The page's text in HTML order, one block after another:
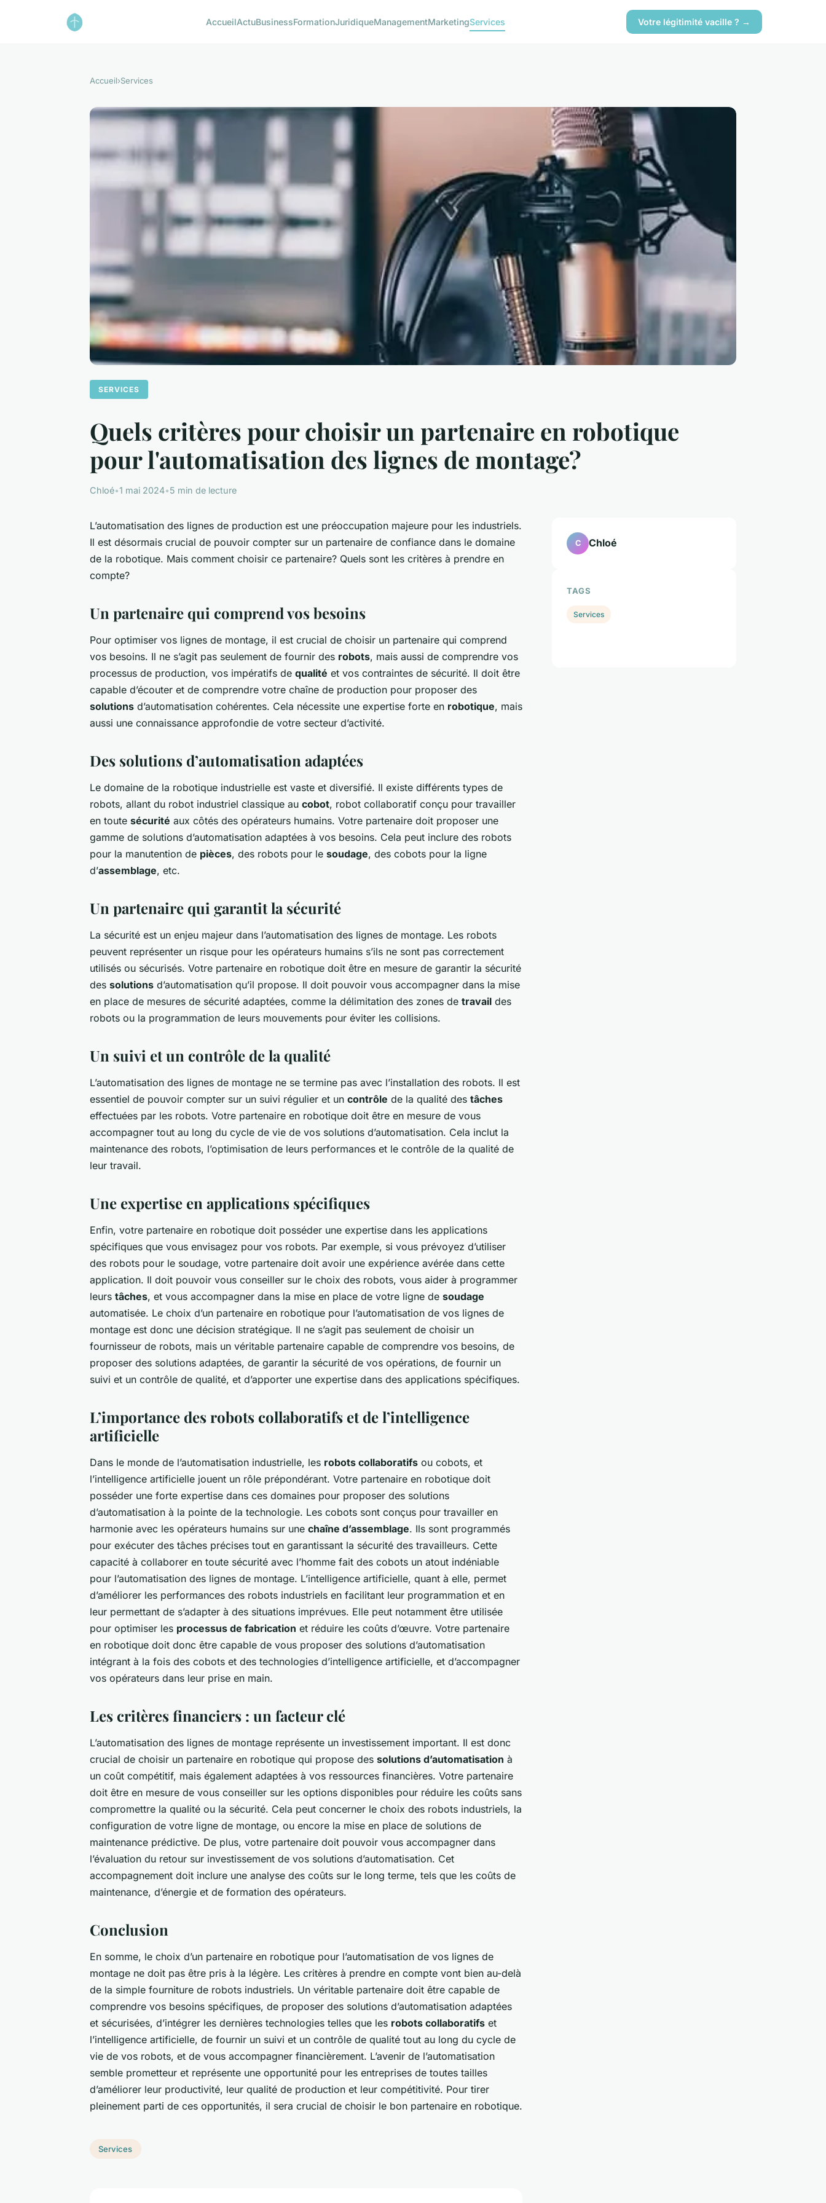
AccueilActuBusinessFormationJuridiqueManagementMarketingServices Votre légitimité vacille ? →
Accueil›Services
SERVICES
Quels critères pour choisir un partenaire en robotique
pour l'automatisation des lignes de montage?
Chloé•1 mai 2024•5 min de lecture
L’automatisation des lignes de production est une préoccupation majeure pour les industriels.
Il est désormais crucial de pouvoir compter sur un partenaire de confiance dans le domaine
de la robotique. Mais comment choisir ce partenaire? Quels sont les critères à prendre en
compte?
Un partenaire qui comprend vos besoins
Pour optimiser vos lignes de montage, il est crucial de choisir un partenaire qui comprend
vos besoins. Il ne s’agit pas seulement de fournir des robots, mais aussi de comprendre vos
processus de production, vos impératifs de qualité et vos contraintes de sécurité. Il doit être
capable d’écouter et de comprendre votre chaîne de production pour proposer des
solutions d’automatisation cohérentes. Cela nécessite une expertise forte en robotique, mais
aussi une connaissance approfondie de votre secteur d’activité.
Des solutions d’automatisation adaptées
Le domaine de la robotique industrielle est vaste et diversifié. Il existe différents types de
robots, allant du robot industriel classique au cobot, robot collaboratif conçu pour travailler
en toute sécurité aux côtés des opérateurs humains. Votre partenaire doit proposer une
gamme de solutions d’automatisation adaptées à vos besoins. Cela peut inclure des robots
pour la manutention de pièces, des robots pour le soudage, des cobots pour la ligne
d’assemblage, etc.
Un partenaire qui garantit la sécurité
La sécurité est un enjeu majeur dans l’automatisation des lignes de montage. Les robots
peuvent représenter un risque pour les opérateurs humains s’ils ne sont pas correctement
utilisés ou sécurisés. Votre partenaire en robotique doit être en mesure de garantir la sécurité
des solutions d’automatisation qu’il propose. Il doit pouvoir vous accompagner dans la mise
en place de mesures de sécurité adaptées, comme la délimitation des zones de travail des
robots ou la programmation de leurs mouvements pour éviter les collisions.
Un suivi et un contrôle de la qualité
L’automatisation des lignes de montage ne se termine pas avec l’installation des robots. Il est
essentiel de pouvoir compter sur un suivi régulier et un contrôle de la qualité des tâches
effectuées par les robots. Votre partenaire en robotique doit être en mesure de vous
accompagner tout au long du cycle de vie de vos solutions d’automatisation. Cela inclut la
maintenance des robots, l’optimisation de leurs performances et le contrôle de la qualité de
leur travail.
Une expertise en applications spécifiques
Enfin, votre partenaire en robotique doit posséder une expertise dans les applications
spécifiques que vous envisagez pour vos robots. Par exemple, si vous prévoyez d’utiliser
des robots pour le soudage, votre partenaire doit avoir une expérience avérée dans cette
application. Il doit pouvoir vous conseiller sur le choix des robots, vous aider à programmer
leurs tâches, et vous accompagner dans la mise en place de votre ligne de soudage
automatisée. Le choix d’un partenaire en robotique pour l’automatisation de vos lignes de
montage est donc une décision stratégique. Il ne s’agit pas seulement de choisir un
fournisseur de robots, mais un véritable partenaire capable de comprendre vos besoins, de
proposer des solutions adaptées, de garantir la sécurité de vos opérations, de fournir un
suivi et un contrôle de qualité, et d’apporter une expertise dans des applications spécifiques.
L’importance des robots collaboratifs et de l’intelligence
artificielle
Dans le monde de l’automatisation industrielle, les robots collaboratifs ou cobots, et
l’intelligence artificielle jouent un rôle prépondérant. Votre partenaire en robotique doit
posséder une forte expertise dans ces domaines pour proposer des solutions
d’automatisation à la pointe de la technologie. Les cobots sont conçus pour travailler en
harmonie avec les opérateurs humains sur une chaîne d’assemblage. Ils sont programmés
pour exécuter des tâches précises tout en garantissant la sécurité des travailleurs. Cette
capacité à collaborer en toute sécurité avec l’homme fait des cobots un atout indéniable
pour l’automatisation des lignes de montage. L’intelligence artificielle, quant à elle, permet
d’améliorer les performances des robots industriels en facilitant leur programmation et en
leur permettant de s’adapter à des situations imprévues. Elle peut notamment être utilisée
pour optimiser les processus de fabrication et réduire les coûts d’œuvre. Votre partenaire
en robotique doit donc être capable de vous proposer des solutions d’automatisation
intégrant à la fois des cobots et des technologies d’intelligence artificielle, et d’accompagner
vos opérateurs dans leur prise en main.
Les critères financiers : un facteur clé
L’automatisation des lignes de montage représente un investissement important. Il est donc
crucial de choisir un partenaire en robotique qui propose des solutions d’automatisation à
un coût compétitif, mais également adaptées à vos ressources financières. Votre partenaire
doit être en mesure de vous conseiller sur les options disponibles pour réduire les coûts sans
compromettre la qualité ou la sécurité. Cela peut concerner le choix des robots industriels, la
configuration de votre ligne de montage, ou encore la mise en place de solutions de
maintenance prédictive. De plus, votre partenaire doit pouvoir vous accompagner dans
l’évaluation du retour sur investissement de vos solutions d’automatisation. Cet
accompagnement doit inclure une analyse des coûts sur le long terme, tels que les coûts de
maintenance, d’énergie et de formation des opérateurs.
Conclusion
En somme, le choix d’un partenaire en robotique pour l’automatisation de vos lignes de
montage ne doit pas être pris à la légère. Les critères à prendre en compte vont bien au-delà
de la simple fourniture de robots industriels. Un véritable partenaire doit être capable de
comprendre vos besoins spécifiques, de proposer des solutions d’automatisation adaptées
et sécurisées, d’intégrer les dernières technologies telles que les robots collaboratifs et
l’intelligence artificielle, de fournir un suivi et un contrôle de qualité tout au long du cycle de
vie de vos robots, et de vous accompagner financièrement. L’avenir de l’automatisation
semble prometteur et représente une opportunité pour les entreprises de toutes tailles
d’améliorer leur productivité, leur qualité de production et leur compétitivité. Pour tirer
pleinement parti de ces opportunités, il sera crucial de choisir le bon partenaire en robotique.
Services
C Chloé
TAGS
Services